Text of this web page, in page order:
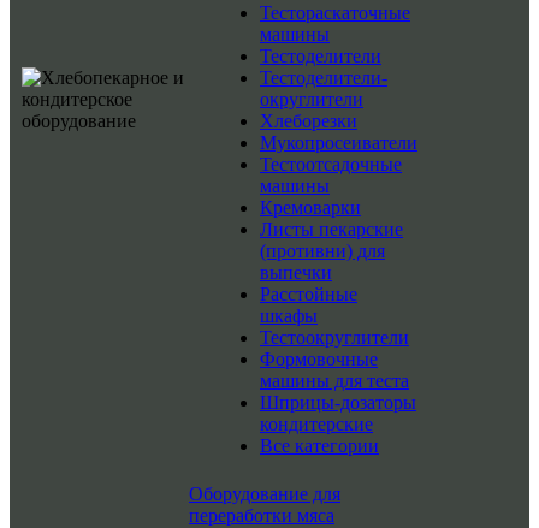
Тестораскаточные
машины
Тестоделители
Тестоделители-
округлители
Хлеборезки
Мукопросеиватели
Тестоотсадочные
машины
Кремоварки
Листы пекарские
(противни) для
выпечки
Расстойные
шкафы
Тестоокруглители
Формовочные
машины для теста
Шприцы-дозаторы
кондитерские
Все категории
Оборудование для
переработки мяса